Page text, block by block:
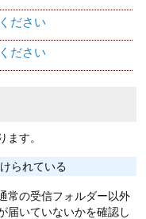
ださい
ださい
ます。
られている
常の受信フォルダー以外
届いていないかを確認し